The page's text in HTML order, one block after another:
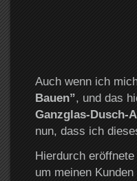
Auch wenn ich
Bauen”, und das
Ganzglas-Dusch-
nun, dass ich
Hierdurch
um meinen